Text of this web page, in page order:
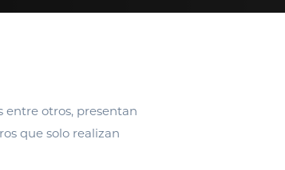
entre otros, presentan
que solo realizan